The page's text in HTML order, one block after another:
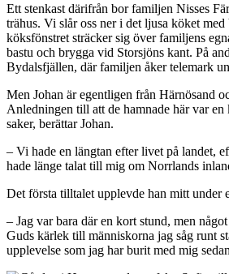
Ett stenkast därifrån bor familjen Nisses
trähus. Vi slår oss ner i det ljusa köket
köksfönstret sträcker sig över familjens
bastu och brygga vid Storsjöns kant. På
Bydalsfjällen, där familjen åker telemark
Men Johan är egentligen från Härnösand
Anledningen till att de hamnade här var
saker, berättar Johan.
– Vi hade en längtan efter livet på landet,
hade länge talat till mig om Norrlands
Det första tilltalet upplevde han mitt under
– Jag var bara där en kort stund, men
Guds kärlek till människorna jag såg runt
upplevelse som jag har burit med mig